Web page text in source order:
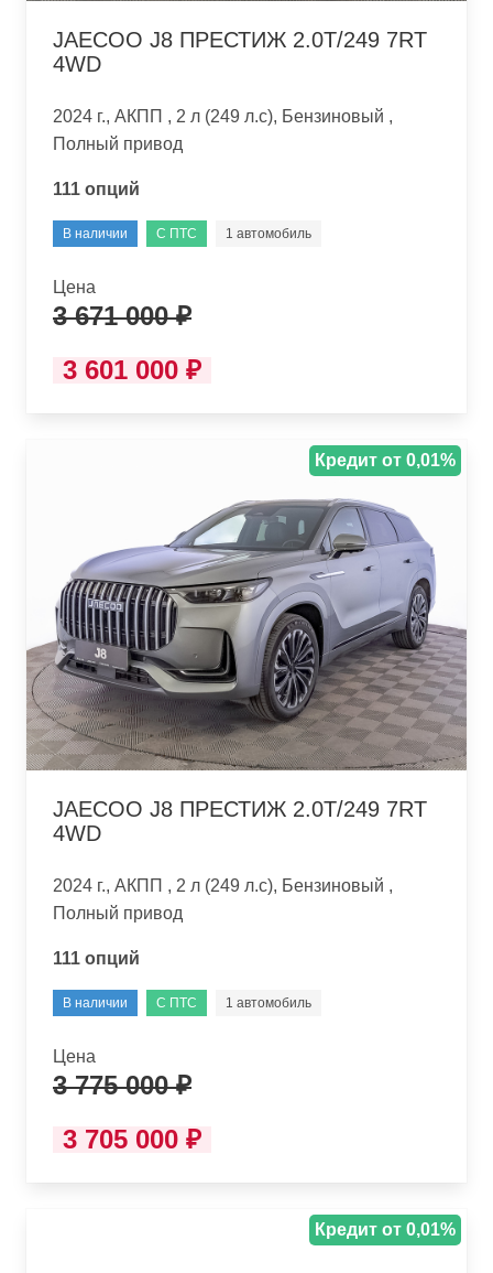
JAECOO J8 ПРЕСТИЖ 2.0T/249 7RT
4WD
2024 г., АКПП , 2 л (249 л.с), Бензиновый ,
Полный привод
111 опций
В наличии С ПТС 1 автомобиль
Цена
3 671 000 ₽
3 601 000 ₽
Кредит от 0,01%
JAECOO J8 ПРЕСТИЖ 2.0T/249 7RT
4WD
2024 г., АКПП , 2 л (249 л.с), Бензиновый ,
Полный привод
111 опций
В наличии С ПТС 1 автомобиль
Цена
3 775 000 ₽
3 705 000 ₽
Кредит от 0,01%